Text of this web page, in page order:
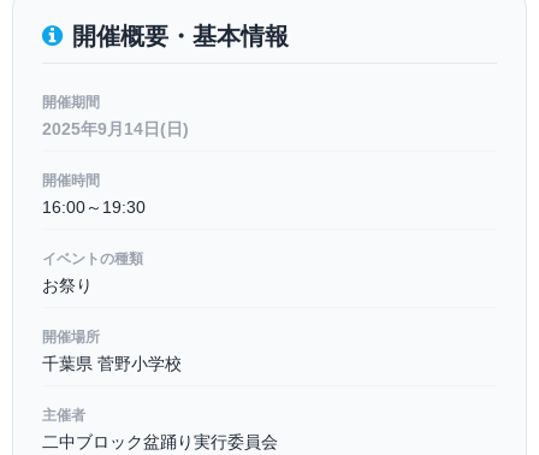
開催概要・基本情報
開催期間
2025年9月14日(日)
開催時間
16:00～19:30
イベントの種類
お祭り
開催場所
千葉県 菅野小学校
主催者
二中ブロック盆踊り実行委員会